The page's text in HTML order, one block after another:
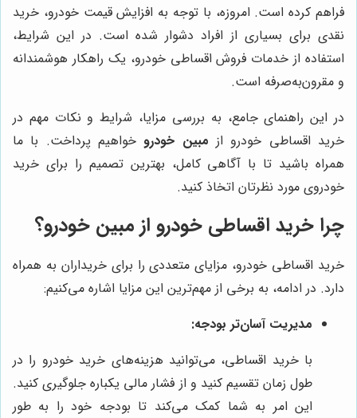
فراهم کرده است. امروزه، با توجه به افزایش قیمت خودرو، خرید
نقدی برای بسیاری از افراد دشوار شده است. در این شرایط،
استفاده از خدمات فروش اقساطی خودرو، یک راهکار هوشمندانه
و مقرون‌به‌صرفه است.
در این راهنمای جامع، به بررسی مزایا، شرایط و نکات مهم در
خرید اقساطی خودرو از مبین خودروخواهیم پرداخت. با ما
همراه باشید تا با آگاهی کامل، بهترین تصمیم را برای خرید
خودروی مورد نظرتان اتخاذ کنید.
چرا خرید اقساطی خودرو ازمبین خودرو؟
خرید اقساطی خودرو، مزایای متعددی را برای خریداران به همراه
دارد. در ادامه، به برخی از مهم‌ترین این مزایا اشاره می‌کنیم:
مدیریت آسان‌تر بودجه:
با خرید اقساطی، می‌توانید هزینه‌های خرید خودرو را در
طول زمان تقسیم کنید و از فشار مالی یکباره جلوگیری کنید.
این امر به شما کمک می‌کند تا بودجه خود را به طور